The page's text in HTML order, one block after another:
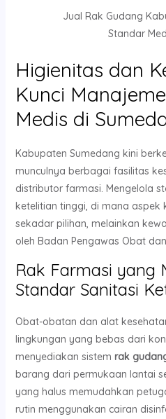
Jual Rak Gudang
Standar
Higienitas dan
Kunci
Medis di
Kabupaten Sumedang kini
munculnya berbagai fasilitas
distributor farmasi. Mengelola
ketelitian tinggi, di mana aspek
sekadar pilihan, melainkan
oleh Badan Pengawas Obat
Rak Farmasi yang
Standar Sanitasi
Obat-obatan dan alat
lingkungan yang bebas dari
menyediakan sistem rak
barang dari permukaan lantai
yang halus memudahkan
rutin menggunakan cairan